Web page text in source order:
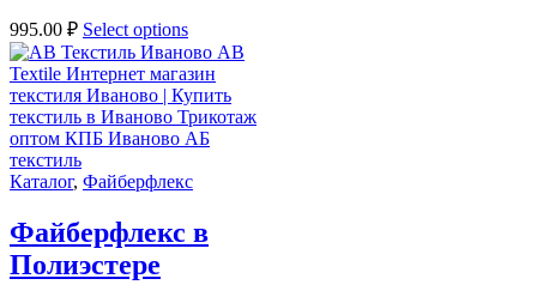
995.00 ₽ Select options
Каталог, Файберфлекс
Файберфлекс в
Полиэстере